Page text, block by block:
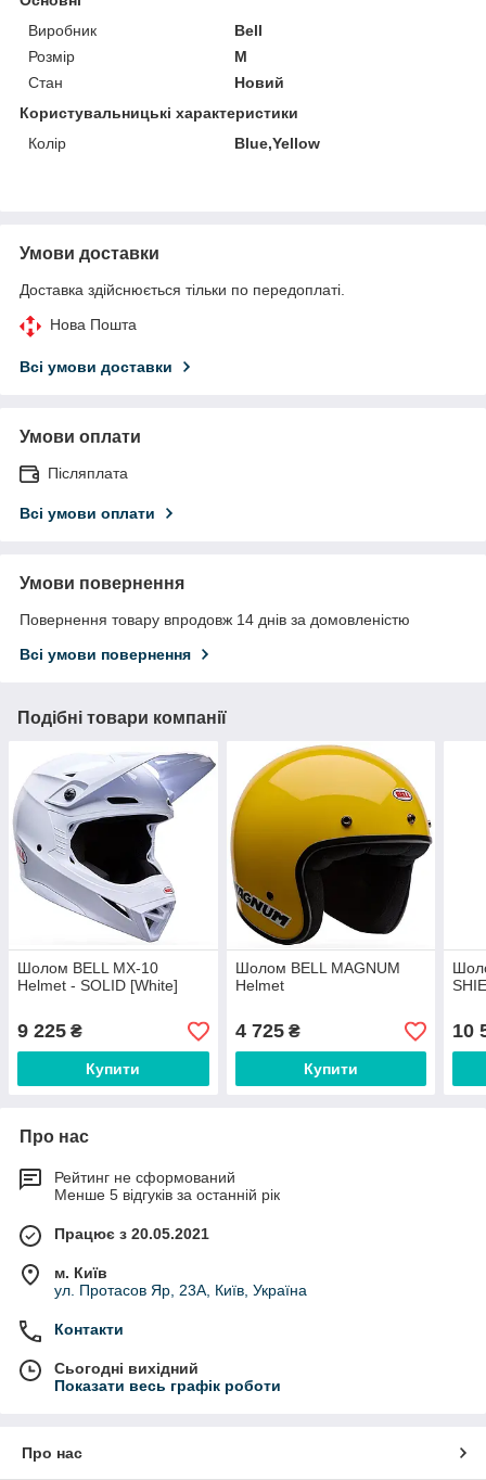
Виробник
Bell
Розмір
M
Стан
Новий
Користувальницькі характеристики
Колір
Blue,Yellow
Умови доставки
Доставка здійснюється тільки по передоплаті.
Нова Пошта
Всі умови доставки
Умови оплати
Післяплата
Всі умови оплати
Умови повернення
Повернення товару впродовж 14 днів за домовленістю
Всі умови повернення
Подібні товари компанії
Шолом BELL MX-10
Helmet - SOLID [White]
9 225 ₴
Купити
Шолом BELL MAGNUM
Helmet
4 725₴
Купити
10
Про нас
Рейтинг не сформований
Менше 5 відгуків за останній рік
Працює з 20.05.2021
м. Київ
ул. Протасов Яр, 23А, Київ, Україна
Контакти
Сьогодні вихідний
Показати весь графік роботи
Про нас